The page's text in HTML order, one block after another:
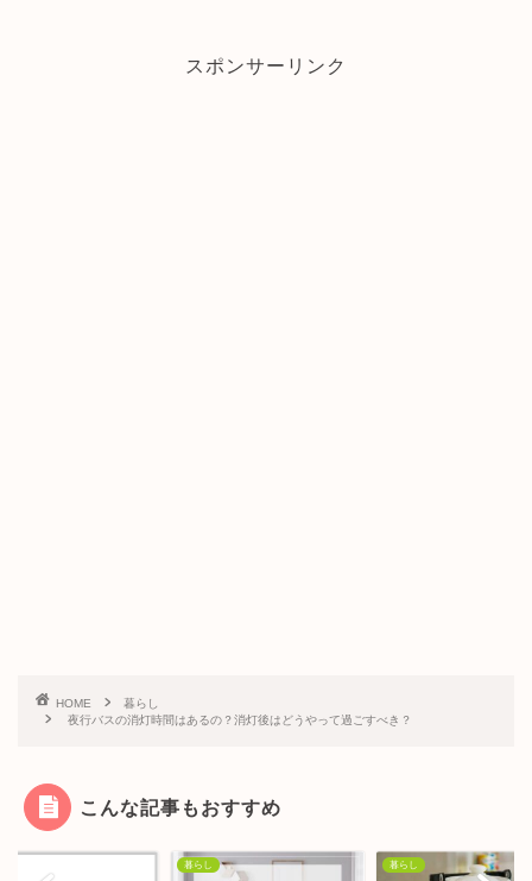
スポンサーリンク
HOME
暮らし
夜行バスの消灯時間はあるの？消灯後はどうやって過ごすべき？
こんな記事もおすすめ
暮らし 暮らし